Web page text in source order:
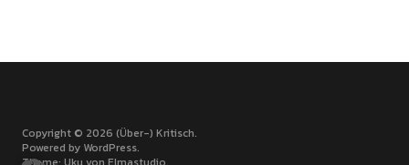
Copyright © 2026 (Über-) Kritisch
Powered by WordPress